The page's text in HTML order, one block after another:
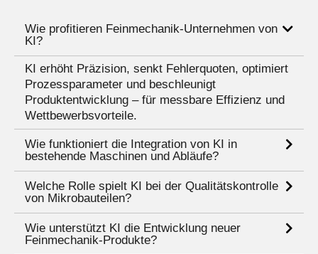
Wie profitieren Feinmechanik-Unternehmen von
KI?
KI erhöht Präzision, senkt Fehlerquoten, optimiert
Prozessparameter und beschleunigt
Produktentwicklung – für messbare Effizienz und
Wettbewerbsvorteile.
Wie funktioniert die Integration von KI in
bestehende Maschinen und Abläufe?
Welche Rolle spielt KI bei der Qualitätskontrolle
von Mikrobauteilen?
Wie unterstützt KI die Entwicklung neuer
Feinmechanik-Produkte?